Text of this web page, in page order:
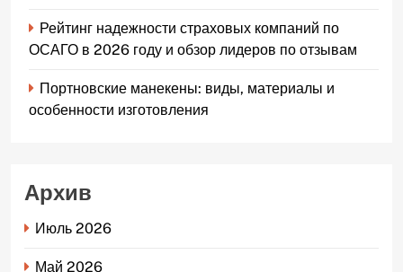
Рейтинг надежности страховых компаний по
ОСАГО в 2026 году и обзор лидеров по отзывам
Портновские манекены: виды, материалы и
особенности изготовления
Архив
Июль 2026
Май 2026